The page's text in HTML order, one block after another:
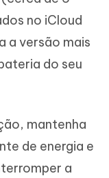
no iCloud
a versão mais
do seu
mantenha
de energia e
a